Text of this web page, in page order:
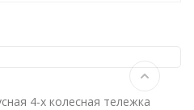
4-х колесная тележка